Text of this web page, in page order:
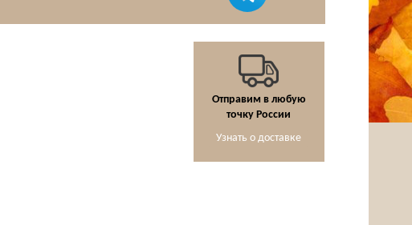
Отправим в любую
точку России
Узнать о доставке